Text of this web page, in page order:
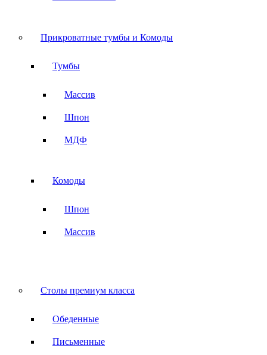
Прикроватные тумбы и Комоды
Тумбы
Массив
Шпон
МДФ
Комоды
Шпон
Массив
Столы премиум класса
Обеденные
Письменные